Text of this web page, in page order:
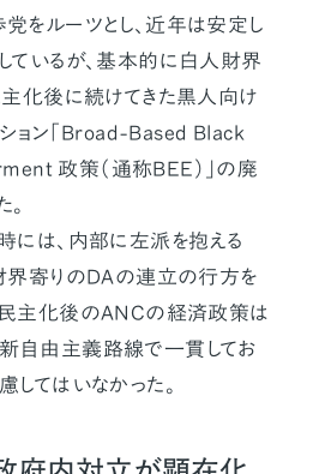
をルーツとし、近年は安定し
ているが、基本的に白人財界
化後に続けてきた黒人向け
ション「Broad-Based Black
政策（通称BEE）」の廃
は、内部に左派を抱える
界寄りのDAの連立の行方を
民主化後のANCの経済政策は
自由主義路線で一貫してお
してはいなかった。